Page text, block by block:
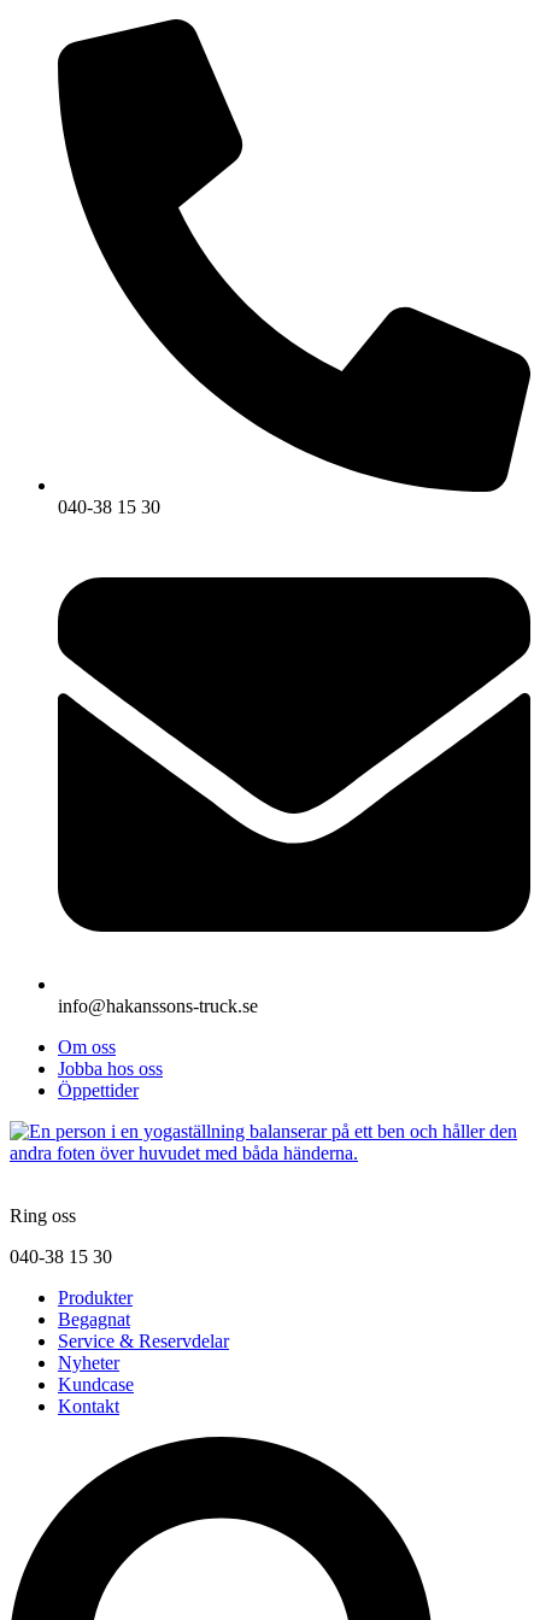
innehåll
040-38 15 30
info@hakanssons-truck.se
Om oss
Jobba hos oss
Öppettider
Ring oss
040-38 15 30
Produkter
Begagnat
Service & Reservdelar
Nyheter
Kundcase
Kontakt